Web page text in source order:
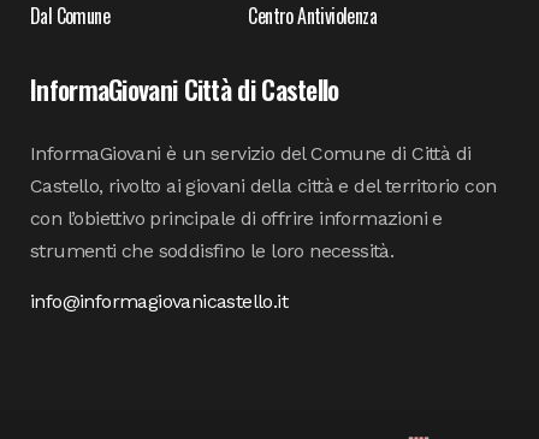
Dal Comune
Centro Antiviolenza
InformaGiovani Città di Castello
InformaGiovani è un servizio del Comune di Città di
Castello, rivolto ai giovani della città e del territorio con
con l’obiettivo principale di offrire informazioni e
strumenti che soddisfino le loro necessità.
info@informagiovanicastello.it